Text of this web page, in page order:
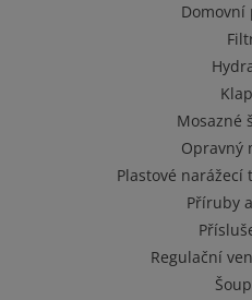
Domovní
Mosazné
Opravný
Plastové narážecí
Příruby
Regulační